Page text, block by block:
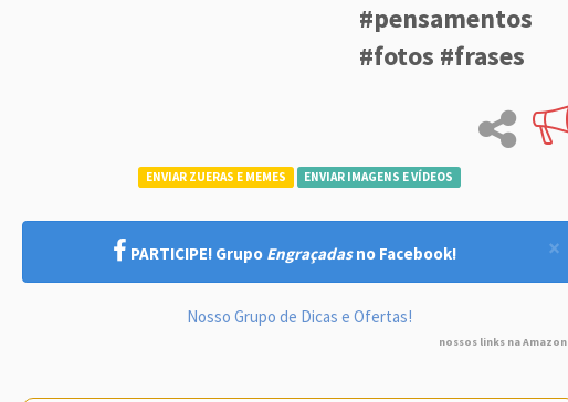
#pensamentos
#fotos #frases
ENVIAR ZUERAS E MEMES ENVIAR IMAGENS E VÍDEOS
×
PARTICIPE! Grupo Engraçadasno Facebook!
Nosso Grupo de Dicas e Ofertas!
nossos links na Amazon